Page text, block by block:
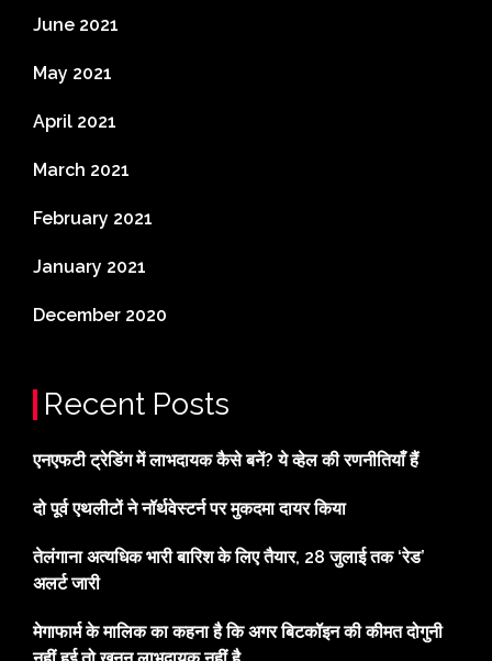
June 2021
May 2021
April 2021
March 2021
February 2021
January 2021
December 2020
Recent Posts
एनएफटी ट्रेडिंग में लाभदायक कैसे बनें? ये व्हेल की रणनीतियाँ हैं
दो पूर्व एथलीटों ने नॉर्थवेस्टर्न पर मुकदमा दायर किया
तेलंगाना अत्यधिक भारी बारिश के लिए तैयार, 28 जुलाई तक ‘रेड’
अलर्ट जारी
मेगाफार्म के मालिक का कहना है कि अगर बिटकॉइन की कीमत दोगुनी